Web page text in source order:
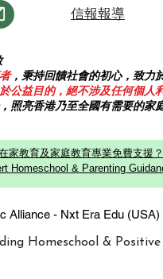
信報報導
，秉持回饋社會的初心，致力
公益目的，絕不涉及任何個人
照亮香港乃至全國有需要的家
家教育及家庭教育專業免費支援
Homeschool & Parenting
Alliance - Nxt Era Edu
Homeschool &